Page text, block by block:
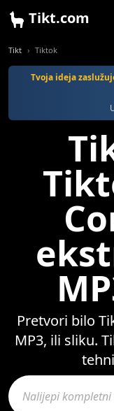
Tikt.com
Tikt Tiktok
Tvoja ideja
Pretvori bilo
MP3, ili sliku.